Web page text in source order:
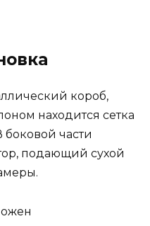
короб,
находится сетка
части
подающий сухой